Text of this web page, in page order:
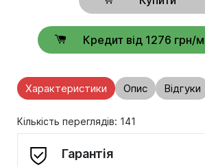
Кредит від 1276 грн/
Характеристики Опис Відгуки
Кількість переглядів: 141
Гарантія